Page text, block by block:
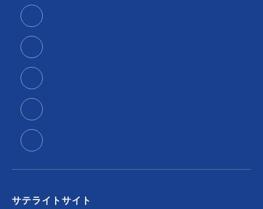
サテライトサイト